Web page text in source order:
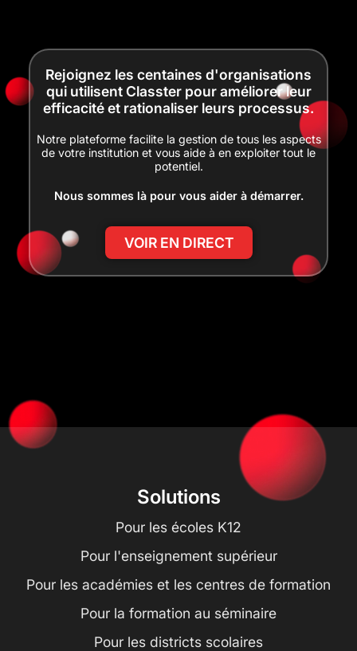
Rejoignez les centaines d'organisations
qui utilisent Classter pour améliorer leur
efficacité et rationaliser leurs processus.
Notre plateforme facilite la gestion de tous les aspects
de votre institution et vous aide à en exploiter tout le
potentiel.
Nous sommes là pour vous aider à démarrer.
VOIR EN DIRECT
Solutions
Pour les écoles K12
Pour l'enseignement supérieur
Pour les académies et les centres de formation
Pour la formation au séminaire
Pour les districts scolaires